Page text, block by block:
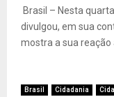
Brasil – Nesta
divulgou, em sua
mostra a sua reação
Brasil Cidadania